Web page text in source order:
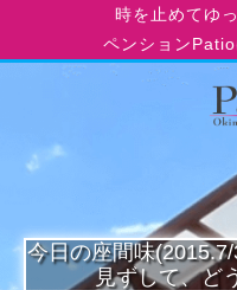
時を止めてゆ
ペンション
今日の座間味
見ずして、ど